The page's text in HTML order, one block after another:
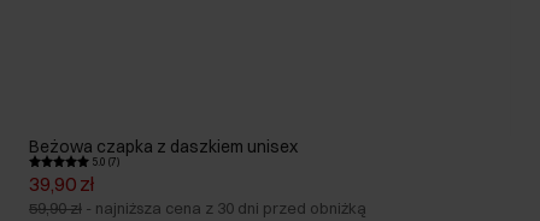
Beżowa czapka z daszkiem unisex
5.0 (7)
39,90 zł
59,90 zł - najniższa cena z 30 dni przed obniżką